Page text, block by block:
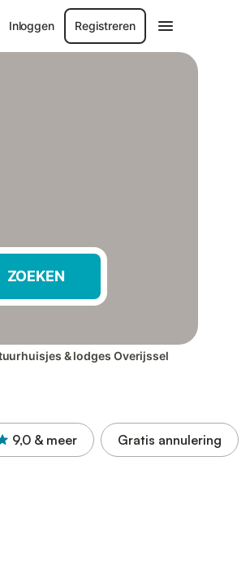
Inloggen Registreren
ZOEKEN
& lodges Overijssel
9,0 & meer Gratis annulering